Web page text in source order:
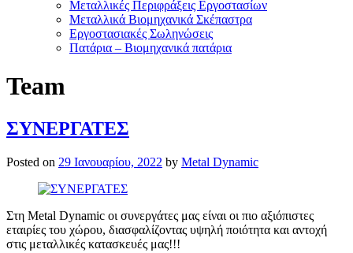
Μεταλλικές Περιφράξεις Εργοστασίων
Μεταλλικά Βιομηχανικά Σκέπαστρα
Εργοστασιακές Σωληνώσεις
Πατάρια – Βιομηχανικά πατάρια
Team
ΣΥΝΕΡΓΑΤΕΣ
Posted on 29 Ιανουαρίου, 2022 by Metal Dynamic
Στη Metal Dynamic οι συνεργάτες μας είναι οι πιο αξιόπιστες
εταιρίες του χώρου, διασφαλίζοντας υψηλή ποιότητα και αντοχή
στις μεταλλικές κατασκευές μας!!!